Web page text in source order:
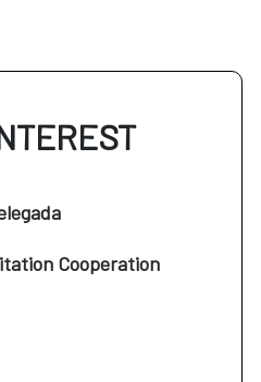
Cooperation